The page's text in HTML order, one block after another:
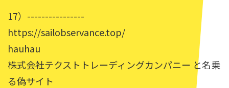
17）----------------
https://sailobservance.top/
hauhau
株式会社テクストトレーディングカンパニー と名乗
る偽サイト